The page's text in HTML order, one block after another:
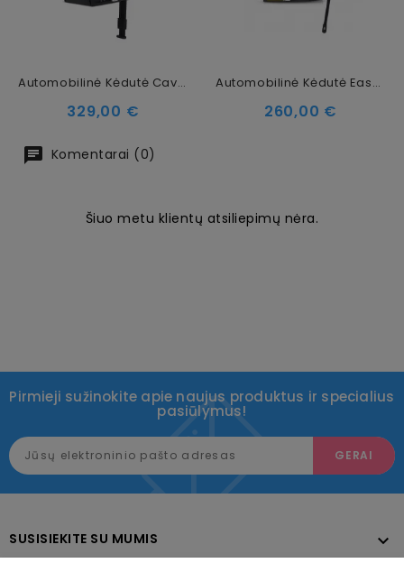
Automobilinė Kėdutė Cavoe AI Natural (0-13 Kg)
Kaina
329,00 €
Automobilinė Kėdutė EasyGo Buz Pro Taupe (0-13 Kg)
Kaina
260,00 €
Komentarai (0)
Šiuo metu klientų atsiliepimų nėra.
Pirmieji sužinokite apie naujus produktus ir specialius
pasiūlymus!
SUSISIEKITE SU MUMIS 